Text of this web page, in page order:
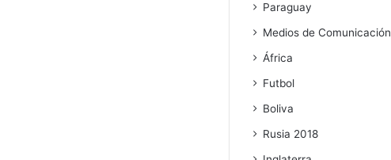
Paraguay
Medios de Comunicación
África
Futbol
Boliva
Rusia 2018